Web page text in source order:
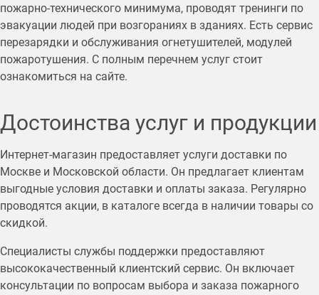
пожарно-технического минимума, проводят тренинги по
эвакуации людей при возгораниях в зданиях. Есть сервис
перезарядки и обслуживания огнетушителей, модулей
пожаротушения. С полным перечнем услуг стоит
ознакомиться на сайте.
Достоинства услуг и продукции
Интернет-магазин предоставляет услуги доставки по
Москве и Московской области. Он предлагает клиентам
выгодные условия доставки и оплаты заказа. Регулярно
проводятся акции, в каталоге всегда в наличии товары со
скидкой.
Специалисты службы поддержки предоставляют
высококачественный клиентский сервис. Он включает
консультации по вопросам выбора и заказа пожарного